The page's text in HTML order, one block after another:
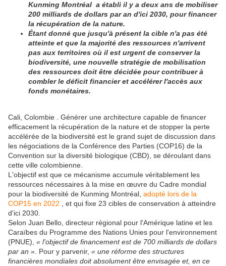
Kunming Montréal a établi il y a deux ans de mobiliser
200 milliards de dollars par an d'ici 2030, pour financer
la récupération de la nature.
Étant donné que jusqu'à présent la cible n'a pas été
atteinte et que la majorité des ressources n'arrivent
pas aux territoires où il est urgent de conserver la
biodiversité, une nouvelle stratégie de mobilisation
des ressources doit être décidée pour contribuer à
combler le déficit financier et accélérer l'accès aux
fonds monétaires.
Cali, Colombie . Générer une architecture capable de financer
efficacement la récupération de la nature et de stopper la perte
accélérée de la biodiversité est le grand sujet de discussion dans
les négociations de la Conférence des Parties (COP16) de la
Convention sur la diversité biologique (CBD), se déroulant dans
cette ville colombienne.
L'objectif est que ce mécanisme accumule véritablement les
ressources nécessaires à la mise en œuvre du Cadre mondial
pour la biodiversité de Kunming Montréal, adopté lors de la
COP15 en 2022 , et qui fixe 23 cibles de conservation à atteindre
d'ici 2030.
Selon Juan Bello, directeur régional pour l'Amérique latine et les
Caraïbes du Programme des Nations Unies pour l'environnement
(PNUE), « l'objectif de financement est de 700 milliards de dollars
par an » . Pour y parvenir, « une réforme des structures
financières mondiales doit absolument être envisagée et, en ce